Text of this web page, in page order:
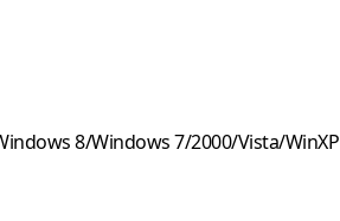
8/Windows 7/2000/Vista/WinXP